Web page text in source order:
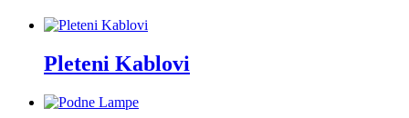
Pleteni Kablovi